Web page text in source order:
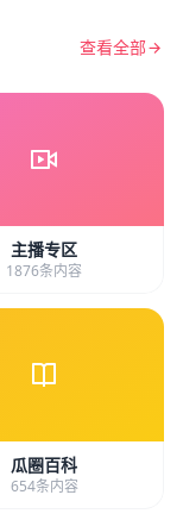
查看全部
主播专区
1876条内容
瓜圈百科
654条内容